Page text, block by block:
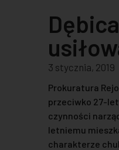
3 stycznia, 2019
Prokuratura
przeciwko 27-
czynności
letniemu
charakterze